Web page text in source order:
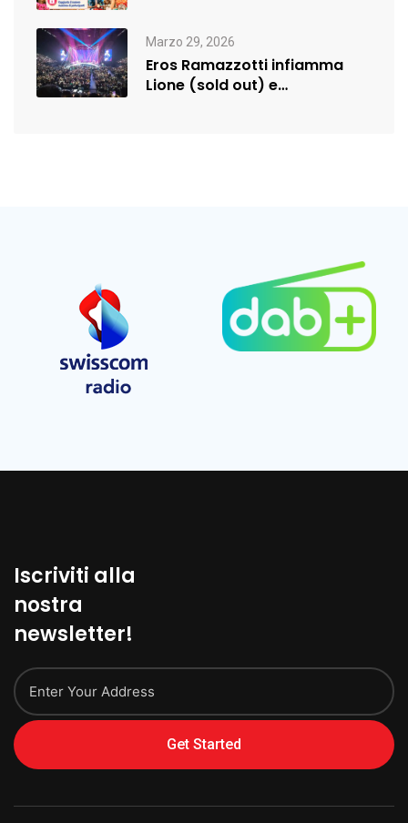
Marzo 29, 2026
Eros Ramazzotti infiamma
Lione (sold out) e
Iscriviti alla
nostra
newsletter!
Get Started